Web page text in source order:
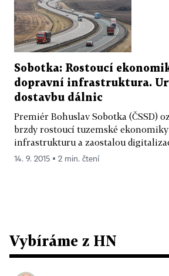
Sobotka: Rostoucí
dopravní infrastruktura.
dostavbu dálnic
Premiér Bohuslav Sobotka (ČSSD)
brzdy rostoucí tuzemské
infrastrukturu a zaostalou
14. 9. 2015 ▪ 2 min. čtení
Vybíráme z HN